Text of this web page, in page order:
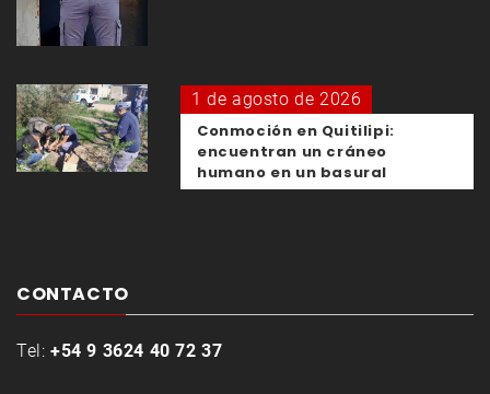
1 de agosto de 2026
Conmoción en Quitilipi:
encuentran un cráneo
humano en un basural
CONTACTO
Tel: +54 9 3624 40 72 37